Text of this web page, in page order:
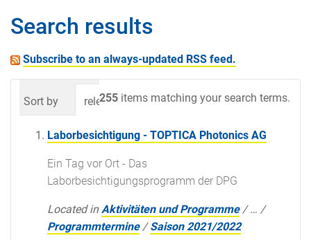
Search results
Subscribe to an always-updated RSS feed.
255 items matching your search terms.
Sort by relevance date (newest first)
Laborbesichtigung - TOPTICA Photonics AG
Ein Tag vor Ort - Das
Laborbesichtigungsprogramm der DPG
Located in Aktivitäten und Programme /… /
Programmtermine /Saison 2021/2022